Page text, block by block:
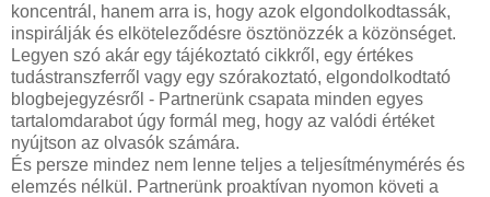
koncentrál, hanem arra is, hogy azok elgondolkodtassák,
inspirálják és elköteleződésre ösztönözzék a közönséget.
Legyen szó akár egy tájékoztató cikkről, egy értékes
tudástranszferről vagy egy szórakoztató, elgondolkodtató
blogbejegyzésről - Partnerünk csapata minden egyes
tartalomdarabot úgy formál meg, hogy az valódi értéket
nyújtson az olvasók számára.
És persze mindez nem lenne teljes a teljesítménymérés és
elemzés nélkül. Partnerünk proaktívan nyomon követi a